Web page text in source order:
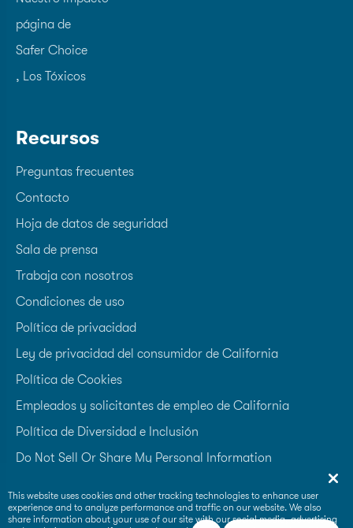
página de
Safer Choice
, Los Tóxicos
Recursos
Preguntas frecuentes
Contacto
Hoja de datos de seguridad
Sala de prensa
Trabaja con nosotros
Condiciones de uso
Política de privacidad
Ley de privacidad del consumidor de California
Política de Cookies
Empleados y solicitantes de empleo de California
Política de Diversidad e Inclusión
Do Not Sell Or Share My Personal Information
Supplier Code of Conduct
This website uses cookies and other tracking technologies to enhance user
experience and to analyze performance and traffic on our website. We also
share information about your use of our site with our social media, advertising